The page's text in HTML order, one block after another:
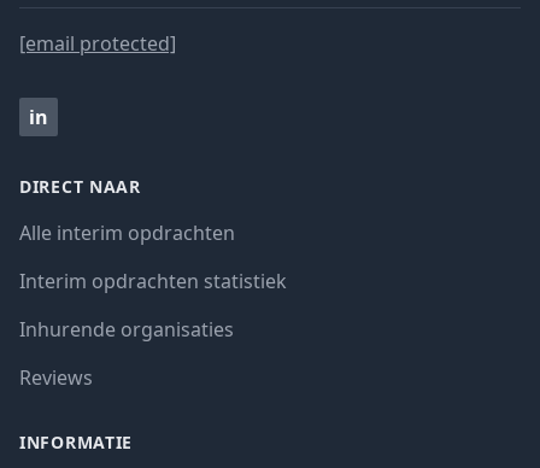
[email protected]
in
DIRECT NAAR
Alle interim opdrachten
Interim opdrachten statistiek
Inhurende organisaties
Reviews
INFORMATIE